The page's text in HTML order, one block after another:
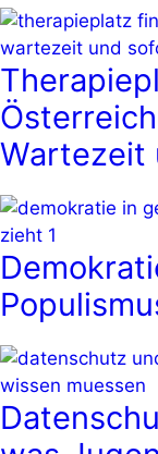
Wartezeit